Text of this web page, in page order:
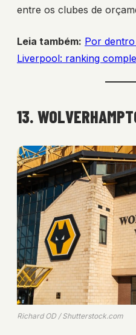
entre os clubes de
Leia também: Por
Liverpool: ranking
13.
Richard OD / Shutterstock.com